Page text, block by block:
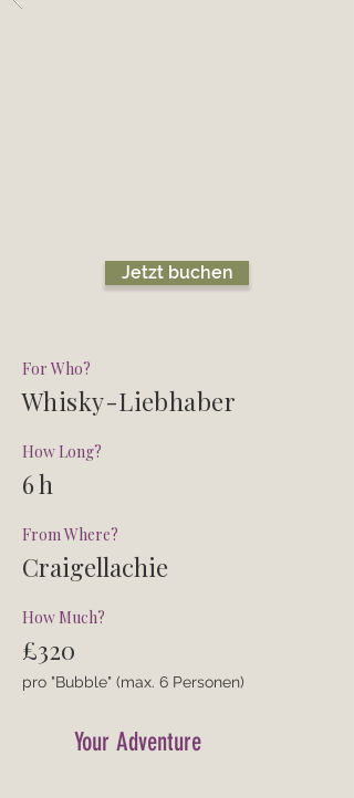
Jetzt buchen
For Who?
Whisky-Liebhaber
How Long?
6 h
From Where?
Craigellachie
How Much?
£320
pro "Bubble" (max. 6 Personen)
Your Adventure